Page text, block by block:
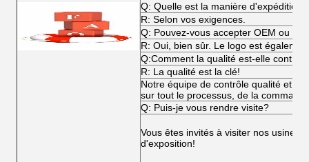
Q: Quelle est la manière d'expédition?
R: Selon vos exigences.
Q: Pouvez-vous accepter OEM ou
R: Oui, bien sûr. Le logo est
Q:Comment la qualité est-elle
R: La qualité est la clé!
Notre équipe de contrôle qualité et
sur tout le processus, de la
Q: Puis-je vous rendre visite?
Vous êtes invités à visiter nos usines,
d'exposition!